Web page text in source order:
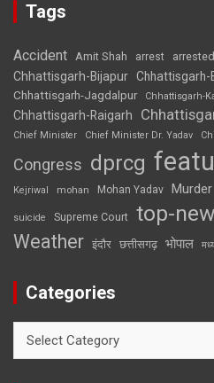
Tags
Accident Amit Shah arrest arrested
Chhattisgarh-Bijapur Chhattisgarh-
Chhattisgarh-Jagdalpur Chhattisgarh-
Chhattisgarh-Raigarh
Chief Minister
Chief Minister Dr. Yadav
Congress dprcg
Kejriwal mohan Mohan Yadav Murder
suicide Supreme Court top-
Weather इंदौर छत्तीसगढ़ भोपाल
Categories